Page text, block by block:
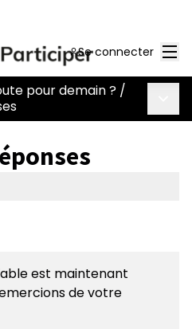
Se connecter
pour demain ? /
est maintenant
de votre